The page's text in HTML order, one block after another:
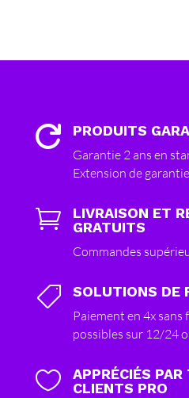
 PRODUITS
Garantie 2 ans en
Extension de

LIVRAISON ET
GRATUITS
Commandes
 SOLUTIONS DE
Paiement en 4x
possibles sur 12/24

APPRÉCIÉS
CLIENTS PRO